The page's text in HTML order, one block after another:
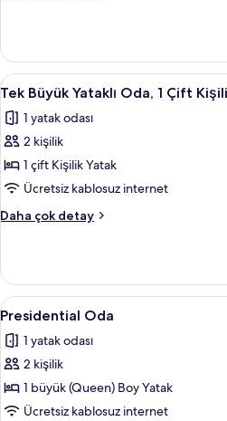
fazla
detay
Tek
Büyük
Yataklı
Oda,
1
Çift
Kişilik
Yatak
tüm
fotoğrafları
görün
3
Tek Büyük Yataklı Oda, 1 Çift
1 yatak odası
2 kişilik
1 çift Kişilik Yatak
Ücretsiz kablosuz internet
Daha çok detay
Tek
1
Çift
Kişilik
hakkında
daha
detay
Presidential
Oda
için
tüm
fotoğrafları
görün
3
Presidential Oda
1 yatak odası
2 kişilik
1 büyük (Queen) Boy Yatak
Ücretsiz kablosuz internet